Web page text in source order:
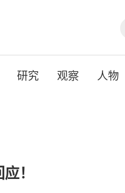
研究 观察 人物
！